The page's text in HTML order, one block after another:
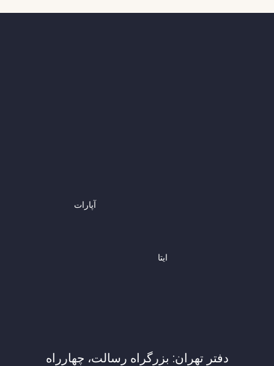
ایتا
آپارات
دفتر تهران: بزرگراه رسالت، چهارراه